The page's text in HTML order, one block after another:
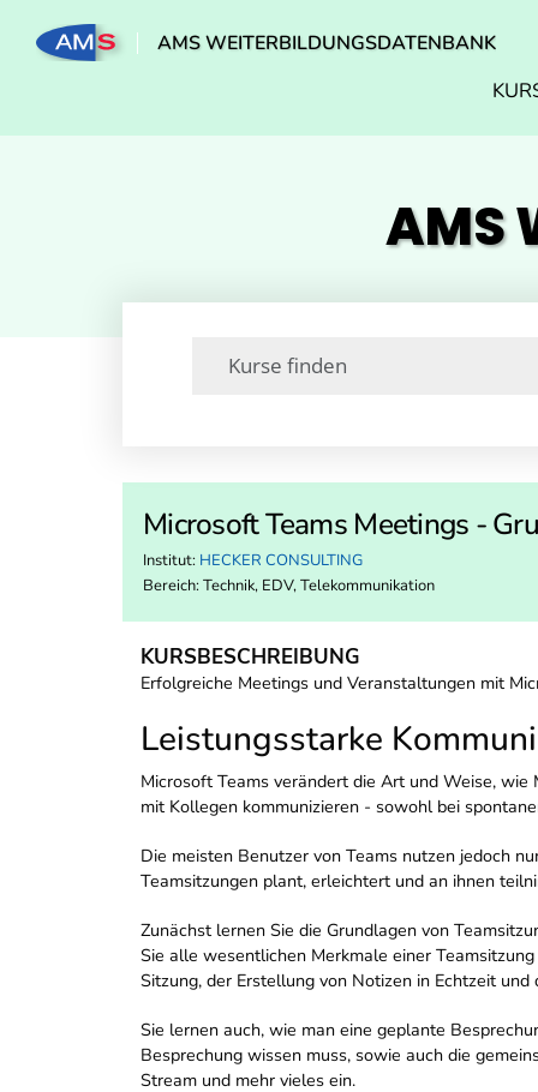
AMS WEITERBILDUNGSDATENBANK
AMS
Microsoft Teams Meetings -
Institut: HECKER CONSULTING
Bereich: Technik, EDV, Telekommunikation
KURSBESCHREIBUNG
Erfolgreiche Meetings und Veranstaltungen mit
Leistungsstarke
Microsoft Teams verändert die Art und Weise,
mit Kollegen kommunizieren - sowohl bei
Die meisten Benutzer von Teams nutzen jedoch
Teamsitzungen plant, erleichtert und an ihnen
Zunächst lernen Sie die Grundlagen von
Sie alle wesentlichen Merkmale einer
Sitzung, der Erstellung von Notizen in Echtzeit
Sie lernen auch, wie man eine geplante
Besprechung wissen muss, sowie auch die
Stream und mehr vieles ein.